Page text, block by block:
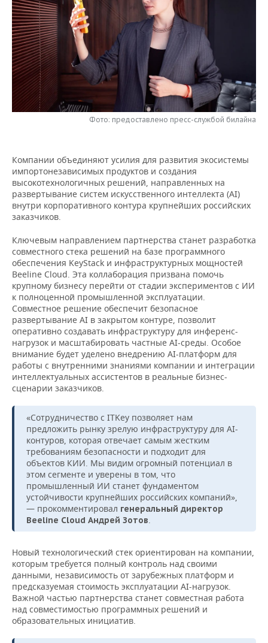
НЕФТЕХИМИЯ
НЕФТЬ
ОПК
ЭНЕРГЕТИКА
РОЗНИЧНАЯ ТОРГОВЛЯ
ТРАНСПОРТ
УСЛУГИ
НОВОСТИ ТЕХНОЛОГИЙ
IT
МЕДИА
ТЕЛЕКОММУНИКАЦИИ
МЕРОПРИЯТИЯ
НОВОСТИ МЕРОПРИЯТИЙ
ВЫЕЗДНАЯ РЕДАКЦИЯ
БИЗНЕС-БРАНЧИ
ОТКРЫТАЯ ЛЕКЦИЯ
СПОРТ
НОВОСТИ СПОРТА
ФУТБОЛ
БАСКЕТБОЛ
ВОЛЕЙБОЛ
КИБЕРСПОРТ
ФИГУРНОЕ КАТАНИЕ
ВОДНЫЕ ВИДЫ СПОРТА
ХОККЕЙ С МЯЧОМ
ОБЩЕСТВО
НОВОСТИ ОБЩЕСТВА
ИНФРАСТРУКТУРА
ИСТОРИЯ
КУЛЬТУРА
МЕДИЦИНА
ОБРАЗОВАНИЕ
ПРОИСШЕСТВИЯ
ФОТОГАЛЕРЕЯ
СПРАВОЧНИК
СПИСОК ПЕРСОН
СПИСОК КОМПАНИЙ
ПОЛНАЯ ВЕРСИЯ
Фото: предоставлено пресс-службой билайна
Компании объединяют усилия для развития экосистемы
импортонезависимых продуктов и создания
высокотехнологичных решений, направленных на
развертывание систем искусственного интеллекта (AI)
внутри корпоративного контура крупнейших российских
заказчиков.
Ключевым направлением партнерства станет разработка
совместного стека решений на базе программного
обеспечения KeyStack и инфраструктурных мощностей
Beeline Cloud. Эта коллаборация призвана помочь
крупному бизнесу перейти от стадии экспериментов с ИИ
к полноценной промышленной эксплуатации.
Совместное решение обеспечит безопасное
развертывание AI в закрытом контуре, позволит
оперативно создавать инфраструктуру для инференс-
нагрузок и масштабировать частные AI-среды. Особое
внимание будет уделено внедрению AI-платформ для
работы с внутренними знаниями компании и интеграции
интеллектуальных ассистентов в реальные бизнес-
сценарии заказчиков.
«Сотрудничество с ITKey позволяет нам
предложить рынку зрелую инфраструктуру для AI-
контуров, которая отвечает самым жестким
требованиям безопасности и подходит для
объектов КИИ. Мы видим огромный потенциал в
этом сегменте и уверены в том, что
промышленный ИИ станет фундаментом
устойчивости крупнейших российских компаний»,
— прокомментировал генеральный директор
Beeline Cloud Андрей Зотов.
Новый технологический стек ориентирован на компании,
которым требуется полный контроль над своими
данными, независимость от зарубежных платформ и
предсказуемая стоимость эксплуатации AI-нагрузок.
Важной частью партнерства станет совместная работа
над совместимостью программных решений и
образовательных инициатив.